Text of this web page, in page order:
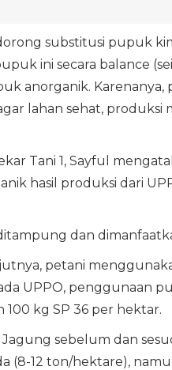
substitusi pupuk
ini secara balance
anorganik.
lahan sehat, produksi
Tani 1, Sayful
hasil produksi dari
dan
petani
UPPO, penggunaan
100 kg SP 36 per hektar.
sebelum dan
(8-12 ton/hektare),